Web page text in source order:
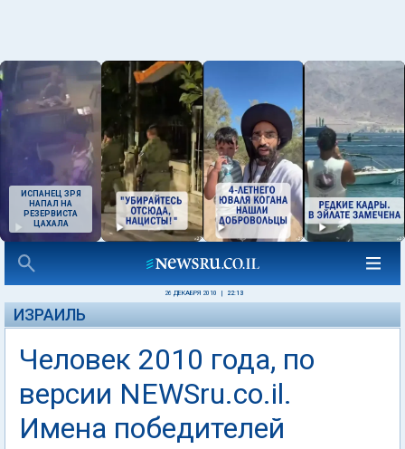
ИСПАНЕЦ ЗРЯ
НАПАЛ НА
РЕЗЕРВИСТА
ЦАХАЛА
26 ДЕКАБРЯ 2010 22:13
ИЗРАИЛЬ
Человек 2010 года, по
версии NEWSru.co.il.
Имена победителей